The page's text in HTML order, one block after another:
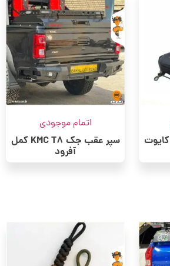
اتمام موجودی
سپر عقب جک KMC T8 کمل
آفرود